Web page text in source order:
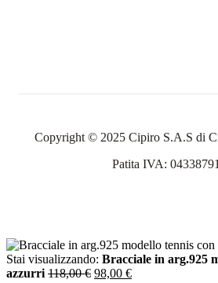
Copyright © 2025 Cipiro S.A.S di
Patita IVA:
Stai visualizzando: Bracciale in arg.925
azzurri 118,00€ 98,00 €